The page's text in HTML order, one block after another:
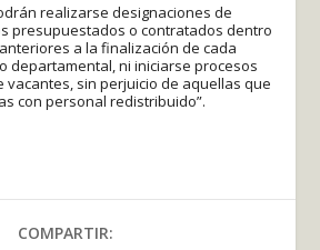
realizarse designaciones de
presupuestados o contratados dentro
a la finalización de cada
departamental, ni iniciarse procesos
vacantes, sin perjuicio de aquellas que
con personal redistribuido”.
COMPARTIR: